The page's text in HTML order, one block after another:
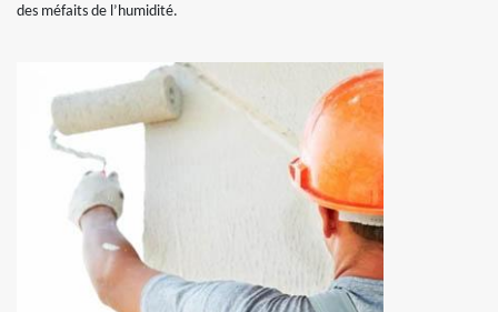
des méfaits de l’humidité.